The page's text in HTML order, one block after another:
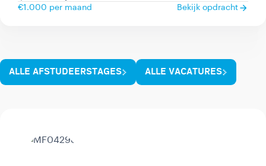
€1.000 per maand Bekijk opdracht
ALLE AFSTUDEERSTAGES ALLE VACATURES